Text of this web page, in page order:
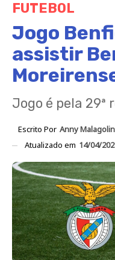
FUTEBOL
Jogo
assistir
Jogo é pela 29ª
Escrito Por Anny
Atualizado em 14/04/